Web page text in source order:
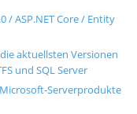
/ ASP.NET Core / Entity
aktuellsten Versionen
und SQL Server
Serverprodukte